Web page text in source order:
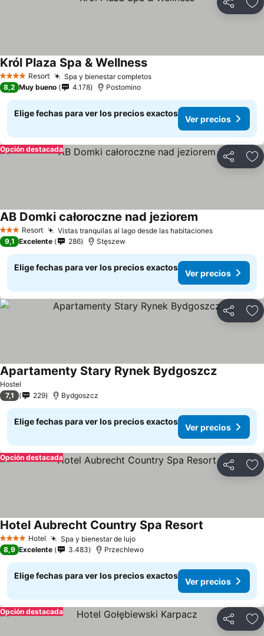
Compartir
4 EstrellasResort Spa y bienestar completosVer precios
Król Plaza Spa & WellnessVer precios
8,2 Muy bueno 4.178 Postomino
Elige fechas para ver los precios exactos
Ver precios
Compartir
Opción destacada
3 EstrellasResort Vistas tranquilas al lago desde las habitacionesVer precios
AB Domki całoroczne nad jeziorem
9,1 Excelente 286 Stęszew
Elige fechas para ver los precios exactos
Ver precios
Compartir
Hostel
Apartamenty Stary Rynek BydgoszczVer
7,1 229 Bydgoszcz
Elige fechas para ver los precios exactos
Ver precios
Compartir
Opción destacada
4 EstrellasHotel Spa y bienestar de lujoVer precios
Hotel Aubrecht Country Spa Resort
8,9 Excelente 3.483 Przechlewo
Elige fechas para ver los precios exactos
Ver precios
Compartir
Opción destacada